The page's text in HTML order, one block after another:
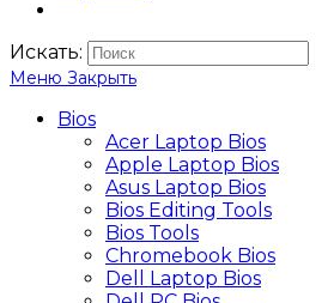
Искать:
Меню Закрыть
Bios
Acer Laptop Bios
Apple Laptop Bios
Asus Laptop Bios
Bios Editing Tools
Bios Tools
Chromebook Bios
Dell Laptop Bios